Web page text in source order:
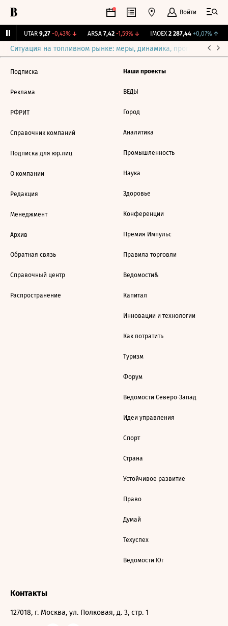
Войти
UTAR 9,27 -0,43%↓ ARSA 7,42 -1,59%↓ IMOEX 2 287,44 +0,07%↑
Ситуация на топливном рынке: меры, динамика, прогнозы
Подписка
Реклама
РФРИТ
Справочник компаний
Подписка для юр.лиц
О компании
Редакция
Менеджмент
Архив
Обратная связь
Справочный центр
Распространение
Наши проекты
ВЕДЫ
Город
Аналитика
Промышленность
Наука
Здоровье
Конференции
Премия Импульс
Правила торговли
Ведомости&
Капитал
Инновации и технологии
Как потратить
Туризм
Форум
Ведомости Северо-Запад
Идеи управления
Спорт
Страна
Устойчивое развитие
Право
Думай
Техуспех
Ведомости Юг
Контакты
127018, г. Москва, ул. Полковая, д. 3, стр. 1